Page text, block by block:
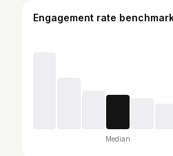
Engagement rate
Median